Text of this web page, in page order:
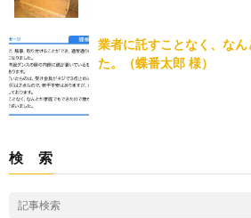
業者に託すことなく、な
た。（蝶番太郎 様）
検 索